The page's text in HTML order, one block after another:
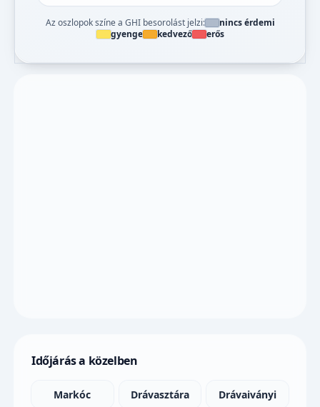
Az oszlopok színe a GHI besorolást jelzi:
nincs érdemi
gyenge
kedvező erős
Időjárás a közelben
Markóc Drávasztára Drávaiványi